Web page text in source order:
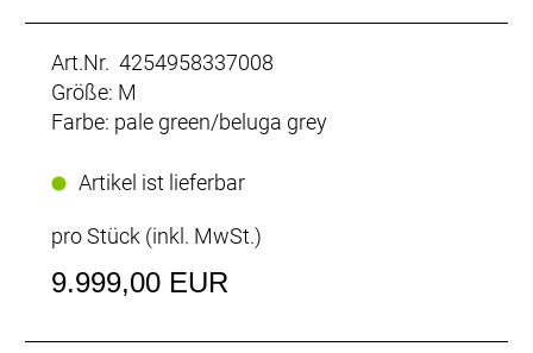
Art.Nr. 4254958337008
Größe: M
Farbe: pale green/beluga grey
Artikel ist lieferbar
pro Stück (inkl. MwSt.)
9.999,00 EUR